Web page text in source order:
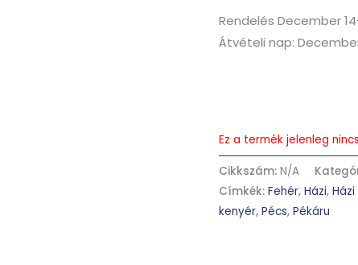
Rendelés December
Átvételi nap:
Ez a termék jelenleg
Cikkszám: N/A
Címkék: Fehér, Házi,
kenyér, Pécs, Pékáru